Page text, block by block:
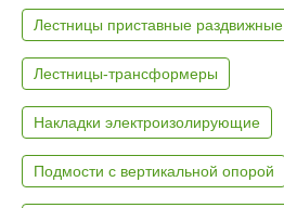
Лестницы приставные раздвижные
Лестницы-трансформеры
Накладки электроизолирующие
Подмости с вертикальной опорой